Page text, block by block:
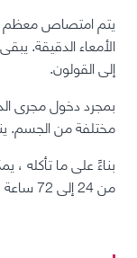
يتم امتصاص معظم
الأمعاء الدقيقة.
إلى القولون.
بمجرد دخول مجرى
مختلفة من الجسم.
بناءً على ما تأكله ،
من 24 إلى 72 ساعة